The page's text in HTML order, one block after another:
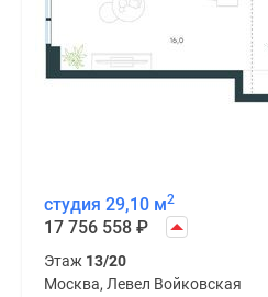
студия 29,10 м2
17 756 558 ₽
Этаж 13/20
Москва, Левел Войковская